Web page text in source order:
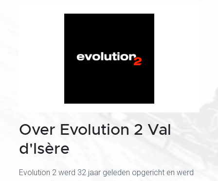
Over Evolution 2 Val
d'Isère
Evolution 2 werd 32 jaar geleden opgericht en werd